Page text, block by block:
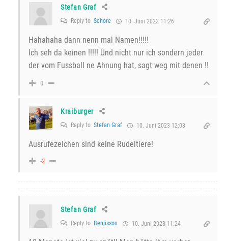
Stefan Graf
Reply to Schore 10. Juni 2023 11:26
Hahahaha dann nenn mal Namen!!!!!
Ich seh da keinen !!!!! Und nicht nur ich sondern jeder
der vom Fussball ne Ahnung hat, sagt weg mit denen !!
0
Kraiburger
Reply to Stefan Graf 10. Juni 2023 12:03
Ausrufezeichen sind keine Rudeltiere!
-2
Stefan Graf
Reply to Benjisson 10. Juni 2023 11:24